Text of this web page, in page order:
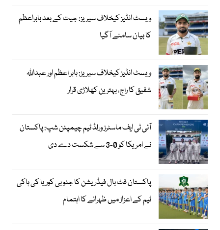
ویسٹ انڈیز کیخلاف سیریز: جیت کے بعد بابراعظم
کا بیان سامنے آگیا
ویسٹ انڈیز کیخلاف سیریز: بابر اعظم اور عبداللہ
شفیق کا راج، بہترین کھلاڑی قرار
آئی ٹی ایف ماسٹرز ورلڈ ٹیم چیمپئن شپ: پاکستان
نے امریکا کو 0-3 سے شکست دے دی
پاکستان فٹ بال فیڈریشن کا جنوبی کوریا کی ہاکی
ٹیم کے اعزاز میں ظہرانے کا اہتمام